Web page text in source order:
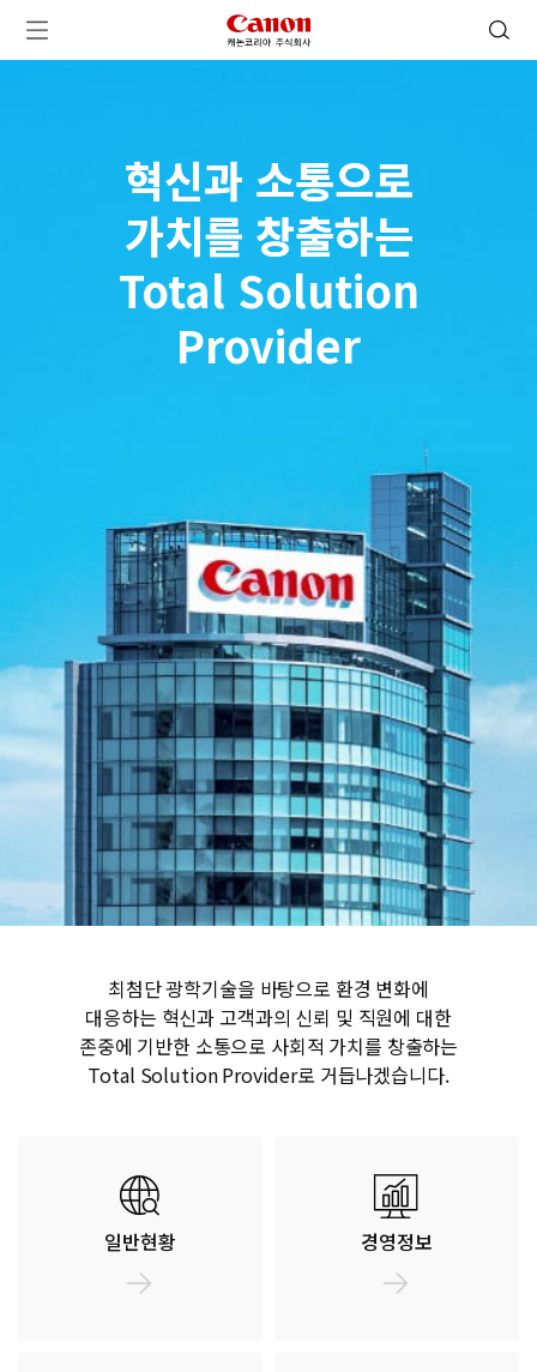
메뉴 열기 캐논코리아 주식회사 로고 검색 열기
혁신과 소통으로
가치를 창출하는
혁신과 소통으로
가치를 창출하는
Total Solution
Provider
최첨단 광학기술을 바탕으로 환경 변화에
대응하는 혁신과 고객과의 신뢰 및 직원에 대한
존중에 기반한 소통으로 사회적 가치를 창출하는
Total Solution Provider로 거듭나겠습니다.
일반현황 경영정보